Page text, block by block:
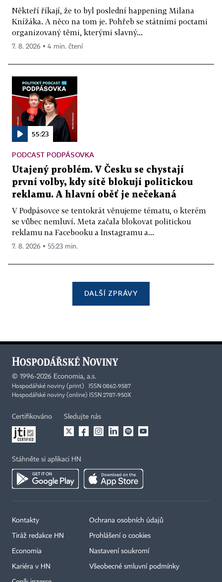
Někteří říkají, že to byl poslední happening Milana
Knížáka. A něco na tom je. Pohřeb se státními poctami
organizovaný těmi, kterými slavný...
7. 8. 2026 ▪ 4 min. čtení
55:23
PODCAST PODPÁSOVKA
Utajený problém. V Česku se chystají
první volby, kdy sítě blokují politickou
reklamu. A hlavní oběť je nečekaná
V Podpásovce se tentokrát věnujeme tématu, o kterém
se vůbec nemluví. Meta začala blokovat politickou
reklamu na Facebooku a Instagramu a...
7. 8. 2026 ▪ 55:23 min.
DALŠÍ ZPRÁVY
© 1996-2026 Economia, a.s.
Hospodářské noviny (print) ISSN 0862-9587
Hospodářské noviny (online) ISSN 2787-950X
Certifikováno Sledujte nás
Stáhněte si aplikaci HN
Kontakty
Tiráž redakce HN
Economia
Kariéra v HN
Ochrana osobních údajů
Prohlášení o cookies
Nastavení soukromí
Všeobecné smluvní podmínky